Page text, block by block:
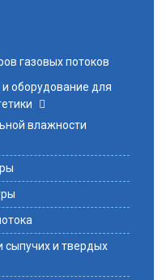
газовых потоков
оборудование для
влажности
сыпучих и твердых